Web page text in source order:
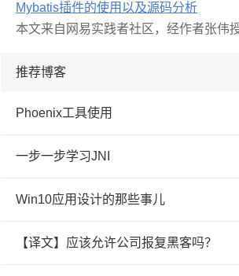
Mybatis插件的使用以及源码分析
本文来自网易实践者社区，经作者张伟
推荐博客
Phoenix工具使用
一步一步学习JNI
Win10应用设计的那些事儿
【译文】应该允许公司报复黑客吗？